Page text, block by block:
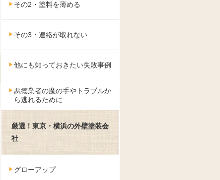
その2・塗料を薄める
その3・連絡が取れない
他にも知っておきたい失敗事例
悪徳業者の魔の手やトラブルか
ら逃れるために
厳選！東京・横浜の外壁塗装会
社
グローアップ